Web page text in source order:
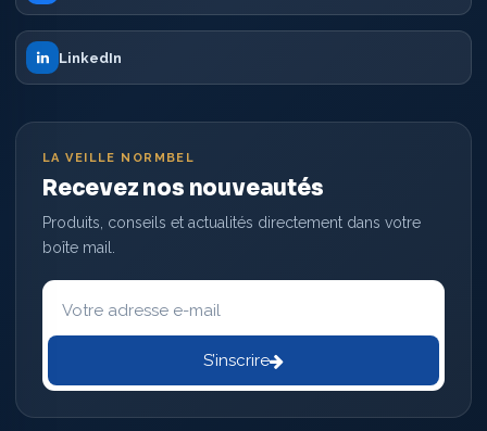
LinkedIn
LA VEILLE NORMBEL
Recevez nos nouveautés
Produits, conseils et actualités directement dans votre
boîte mail.
Votre
adresse
mail
S’inscrire